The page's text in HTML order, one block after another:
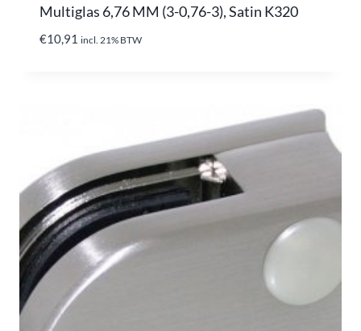
Multiglas 6,76 MM (3-0,76-3), Satin K320
€10,91 incl. 21% BTW